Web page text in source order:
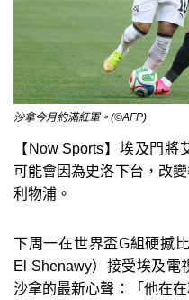
沙拿今月約滿紅軍。(©AFP)
【Now Sports】埃及門
可能會因為史洛下台，改
利物浦。
下周一在世界盃G組硬撼
El Shenawy）接受埃及電
沙拿的最新心聲：「他在